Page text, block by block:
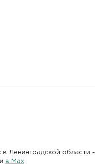
Ленинградской области -
и в Maх